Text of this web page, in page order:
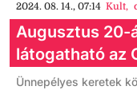
2024. 08. 14., 07:14 Kult,
Augusztus 20-
látogatható az
Ünnepélyes keretek